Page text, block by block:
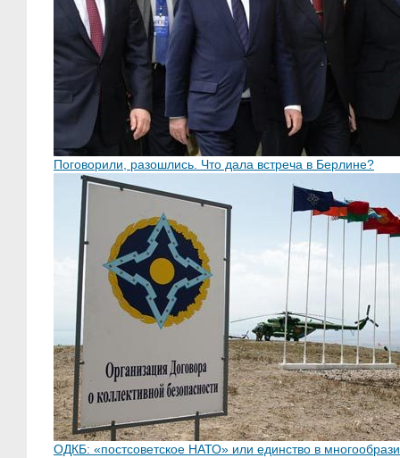
Поговорили, разошлись. Что дала встреча в Берлине?
ОДКБ: «постсоветское НАТО» или единство в